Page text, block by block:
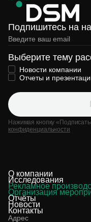
Подпишитесь на
Выберите тему
Новости компании
Отчеты и
Нажимая кнопку
конфиденциальности
О компании
Исследования
Рекламное
Организация
Отчёты
Новости
Контакты
Адрес